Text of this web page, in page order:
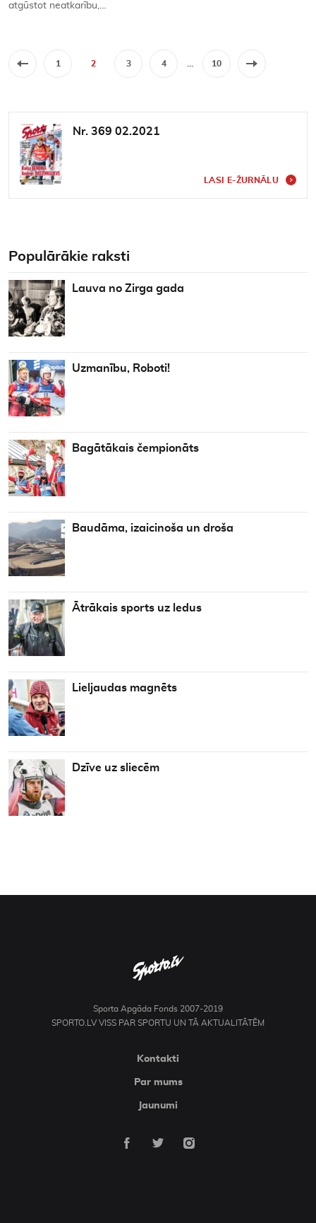
atgūstot neatkarību,…
1 2 3 4 10
Nr. 369 02.2021
LASI E-ŽURNĀLU
Populārākie raksti
Lauva no Zirga gada
Uzmanību, Roboti!
Bagātākais čempionāts
Baudāma, izaicinoša un droša
Ātrākais sports uz ledus
Lieljaudas magnēts
Dzīve uz sliecēm
Sporta Apgāda Fonds 2007-2019
SPORTO.LV VISS PAR SPORTU UN TĀ AKTUALITĀTĒM
Kontakti
Par mums
Jaunumi